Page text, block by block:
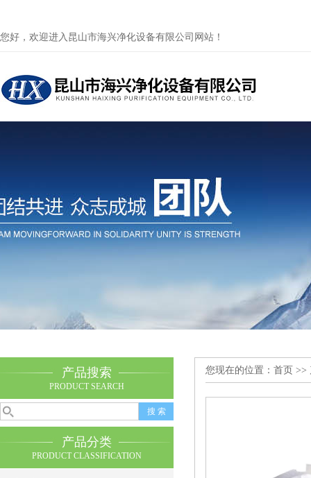
您好，欢迎进入昆山市海兴净化设备有限公司网站！
产品搜索
PRODUCT SEARCH
产品分类
PRODUCT CLASSIFICATION
您现在的位置： 首页 >>